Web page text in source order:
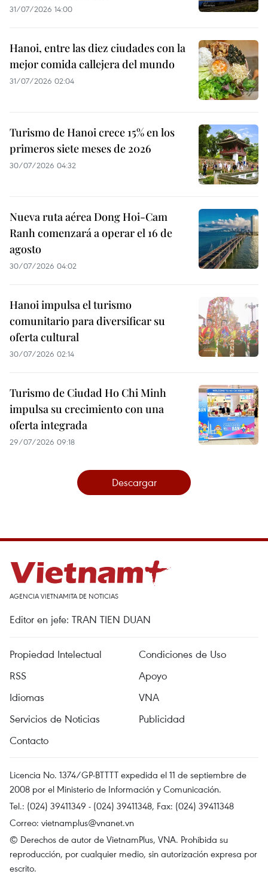
31/07/2026 14:00
Hanoi, entre las diez ciudades con la
mejor comida callejera del mundo
31/07/2026 02:04
Turismo de Hanoi crece 15% en los
primeros siete meses de 2026
30/07/2026 04:32
Nueva ruta aérea Dong Hoi-Cam
Ranh comenzará a operar el 16 de
agosto
30/07/2026 04:02
Hanoi impulsa el turismo
comunitario para diversificar su
oferta cultural
30/07/2026 02:14
Turismo de Ciudad Ho Chi Minh
impulsa su crecimiento con una
oferta integrada
29/07/2026 09:18
Descargar
AGENCIA VIETNAMITA DE NOTICIAS
Editor en jefe: TRAN TIEN DUAN
Propiedad Intelectual
Condiciones de Uso
RSS
Apoyo
Idiomas
VNA
Servicios de Noticias
Publicidad
Contacto
Licencia No. 1374/GP-BTTTT expedida el 11 de septiembre de
2008 por el Ministerio de Información y Comunicación.
Tel.: (024) 39411349 - (024) 39411348, Fax: (024) 39411348
Correo: vietnamplus@vnanet.vn
© Derechos de autor de VietnamPlus, VNA. Prohibida su
reproducción, por cualquier medio, sin autorización expresa por
escrito.